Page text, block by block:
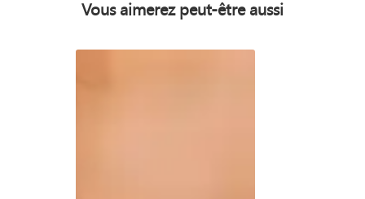
Vous aimerez peut-être aussi